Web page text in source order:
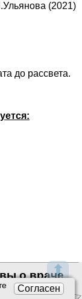
⬆
Согласен
(2021)
до рассвета.
о враче